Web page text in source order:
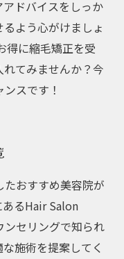
ドバイスをしっか
よう心がけましょ
得に縮毛矯正を受
てみませんか？今
スです！
おすすめ美容院が
あるHair Salon
セリングで知られ
施術を提案してく